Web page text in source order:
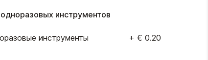
инструментов
инструменты + € 0.20